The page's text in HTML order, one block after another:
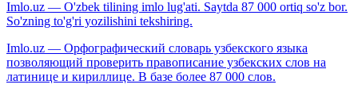
Imlo.uz — O'zbek tilining imlo lug'ati. Saytda 87 000 ortiq so'z bor.
So'zning to'g'ri yozilishini tekshiring.
Imlo.uz — Орфографический словарь узбекского языка
позволяющий проверить правописание узбекских слов на
латинице и кириллице. В базе более 87 000 слов.